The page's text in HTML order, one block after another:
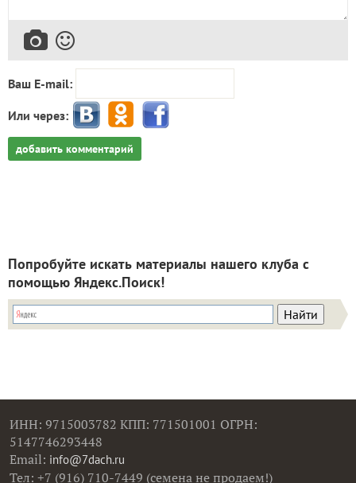
Ваш E-mail:
Или через:
добавить комментарий
Попробуйте искать материалы нашего клуба с
помощью Яндекс.Поиск!
ИНН: 9715003782 КПП: 771501001 ОГРН:
5147746293448
Email: info@7dach.ru
Тел: +7 (916) 710-7449 (семена не продаем!)